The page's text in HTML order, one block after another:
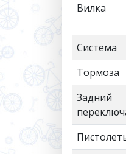
Вилка
Система
Тормоза
Задний